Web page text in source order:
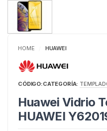
HOME HUAWEI
CÓDIGO:CATEGORÍA:
Huawei Vidrio
HUAWEI